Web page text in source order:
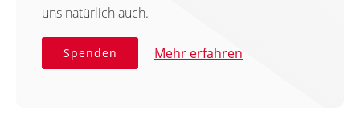
uns natürlich auch.
Spenden Mehr erfahren